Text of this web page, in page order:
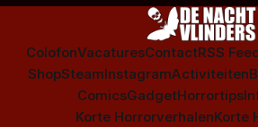
ColofonVacaturesContactRSS
ShopSteamInstagramActiviteiten
ComicsGadgetHorrortips
Korte HorrorverhalenKorte